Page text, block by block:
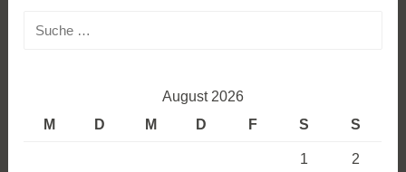
August 2026
M
D M D F S S
1 2